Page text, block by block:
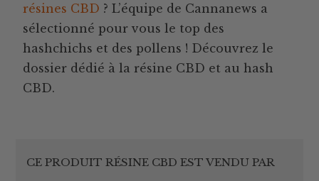
résines CBD ? L’équipe de Cannanews a
sélectionné pour vous le top des
hashchichs et des pollens ! Découvrez le
dossier dédié à la résine CBD et au hash
CBD.
CE PRODUIT RÉSINE CBD EST VENDU PAR